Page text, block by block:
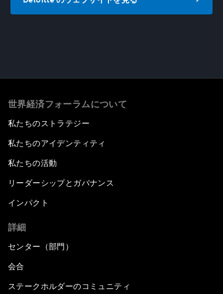
世界経済フォーラムについて
私たちのストラテジー
私たちのアイデンティティ
私たちの活動
リーダーシップとガバナンス
インパクト
詳細
センター（部門）
会合
ステークホルダーのコミュニティ